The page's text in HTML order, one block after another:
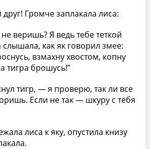
Громче заплакала лиса:
веришь? Я ведь тебе теткой
как як говорил змее:
взмахну хвостом, копну
тигра брошусь!”
тигр, — я проверю, так ли все
Если не так — шкуру с тебя
лиса к яку, опустила книзу